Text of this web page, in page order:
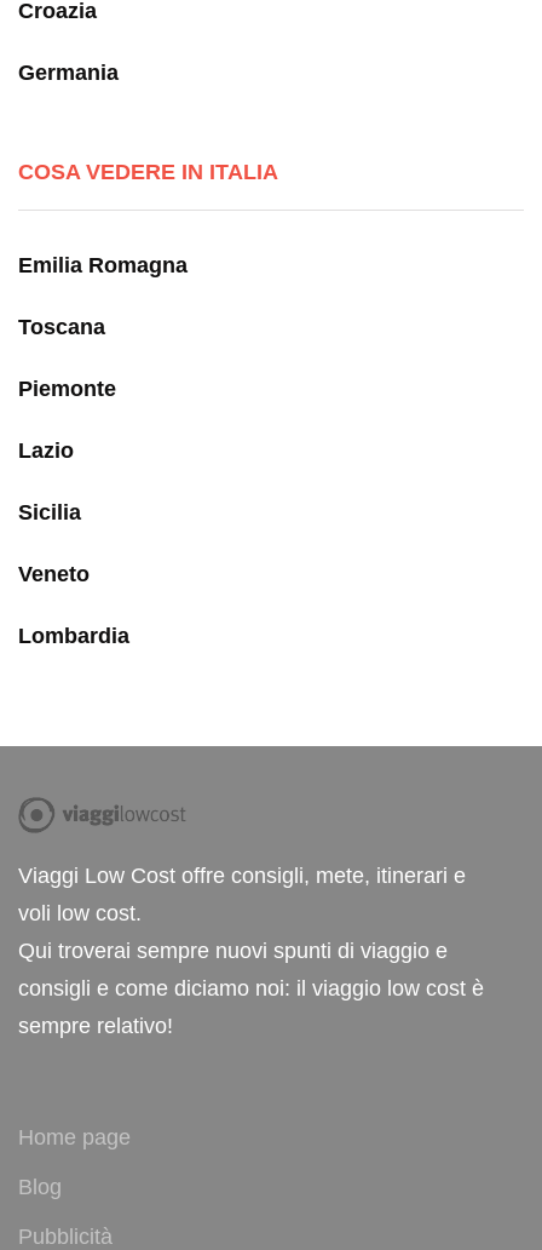
Croazia
Germania
COSA VEDERE IN ITALIA
Emilia Romagna
Toscana
Piemonte
Lazio
Sicilia
Veneto
Lombardia
Viaggi Low Cost offre consigli, mete, itinerari e
voli low cost.
Qui troverai sempre nuovi spunti di viaggio e
consigli e come diciamo noi: il viaggio low cost è
sempre relativo!
Home page
Blog
Pubblicità